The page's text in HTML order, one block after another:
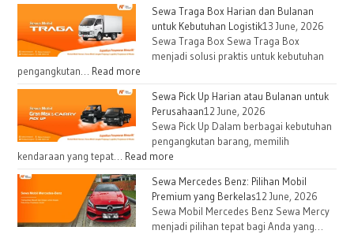
Double
Cabin
untuk
dan
Lapangan
Sewa Traga Box Harian dan Bulanan
untuk Kebutuhan Logistik13 June, 2026
Sewa Traga Box Sewa Traga Box
menjadi solusi praktis untuk kebutuhan
pengangkutan… Read more
Traga
Box
Harian
dan
untuk
Kebutuhan
Logistik
Sewa Pick Up Harian atau Bulanan untuk
Perusahaan12 June, 2026
Sewa Pick Up Dalam berbagai kebutuhan
pengangkutan barang, memilih
kendaraan yang tepat… Read more
Pick
Up
Harian
Sewa Mercedes Benz: Pilihan Mobil
Premium yang Berkelas12 June, 2026
Sewa Mobil Mercedes Benz Sewa Mercy
menjadi pilihan tepat bagi Anda yang…